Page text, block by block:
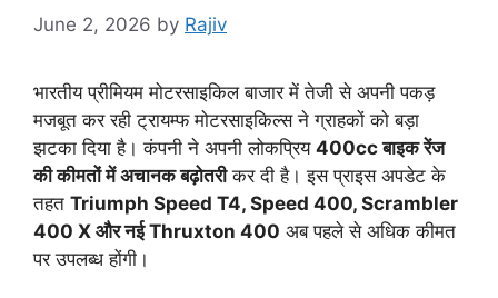
June 2, 2026 by Rajiv
भारतीय प्रीमियम मोटरसाइकिल बाजार में तेजी से अपनी पकड़
मजबूत कर रही ट्रायम्फ मोटरसाइकिल्स ने ग्राहकों को बड़ा
झटका दिया है। कंपनी ने अपनी लोकप्रिय 400cc बाइक रेंज
की कीमतों में अचानक बढ़ोतरीकर दी है। इस प्राइस अपडेट के
तहत Triumph Speed T4, Speed 400, Scrambler
400 X और नई Thruxton 400 अब पहले से अधिक कीमत
पर उपलब्ध होंगी।